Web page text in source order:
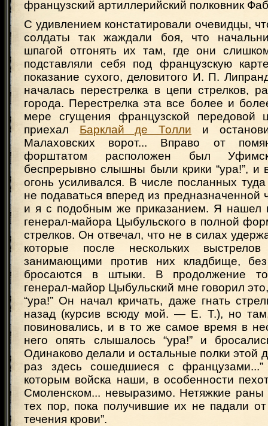
французский артиллерийский полковник
С удивлением констатировали очевидцы,
солдаты так жаждали боя, что
шпагой отгонять их там, где они
подставляли себя под французскую
показание сухого, деловитого И. П.
началась перестрелка в цепи стрелков,
города. Перестрелка эта все более и
мере сгущения французской передовой
приехал Барклай де Толли и
Малаховских ворот... Вправо от
форштатом расположен был
беспрерывно слышны были крики “ура!”, и
огонь усиливался. В числе посланных
не подаваться вперед из предназначенной
и я с подобным же приказанием. Я нашел
генерал-майора Цыбульского в полной
стрелков. Он отвечал, что не в силах
которые после нескольких
занимающими против них кладбище,
бросаются в штыки. В продолжение
генерал-майор Цыбульский мне говорил
“ура!” Он начал кричать, даже гнать
назад (курсив всюду мой. — Е. Т.), но
повиновались, и в то же самое время в
него опять слышалось “ура!” и
Одинаково делали и остальные полки этой
раз здесь сошедшиеся с французами...”
которым войска наши, в особенности
Смоленском... невыразимо. Нетяжкие раны
тех пор, пока получившие их не падали
течения крови”.